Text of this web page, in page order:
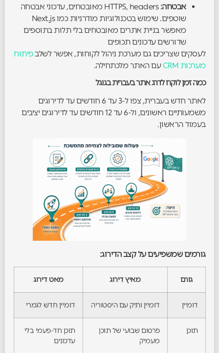
אבטחה:
HTTPS, headers מאובטחים, עדכוני אבטחה
שוטפים. שימוש בטכנולוגיות מודרניות כמו Next.js
מאפשר בניית אתרים מאובטחים בלי תלות בתוספים
שדורשים עדכונים תכופים
לעסקים שצריכים גם מערכת ניהול לקוחות, אפשר לשלבפיתוח
מערכות CRM
עם האתר מלכתחילה.
כמה זמן לוקח לדרג אתר בעברית בגוגל
לאתר חדש בעברית, צפו ל-3 עד 6 חודשים עד לדירוגים
משמעותיים ראשונים, ול-6 עד 12 חודשים עד לדירוגים יציבים
בעמוד הראשון.
גורמים שמשפיעים על קצב הדירוג:
גורם מאיץ דירוג מאט דירוג
דומיין דומיין ותיק עם היסטוריה דומיין חדש לגמרי
תוכן
פרסום שבועי של תוכן
מעמיק
תוכן חד-פעמי בלי
עדכונים